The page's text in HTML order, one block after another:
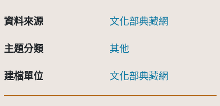
資料來源 文化部典藏網
主題分類 其他
建檔單位 文化部典藏網